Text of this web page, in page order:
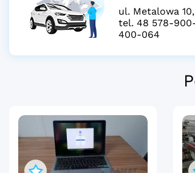
ul. Metalowa
tel. 48 578-
400-064